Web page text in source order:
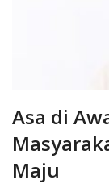
Asa di
Maju